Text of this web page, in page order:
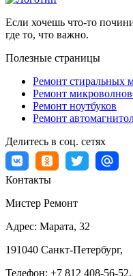
Если хочешь что-то
где то, что важно.
Полезные страницы
Ремонт стиральных
Ремонт
Ремонт ноутбуков
Ремонт
Делитесь в соц. сетях
Контакты
Мистер Ремонт
Адрес: Марата, 32
191040 Санкт-Петербург,
Телефон: +7 812 408-56-52,